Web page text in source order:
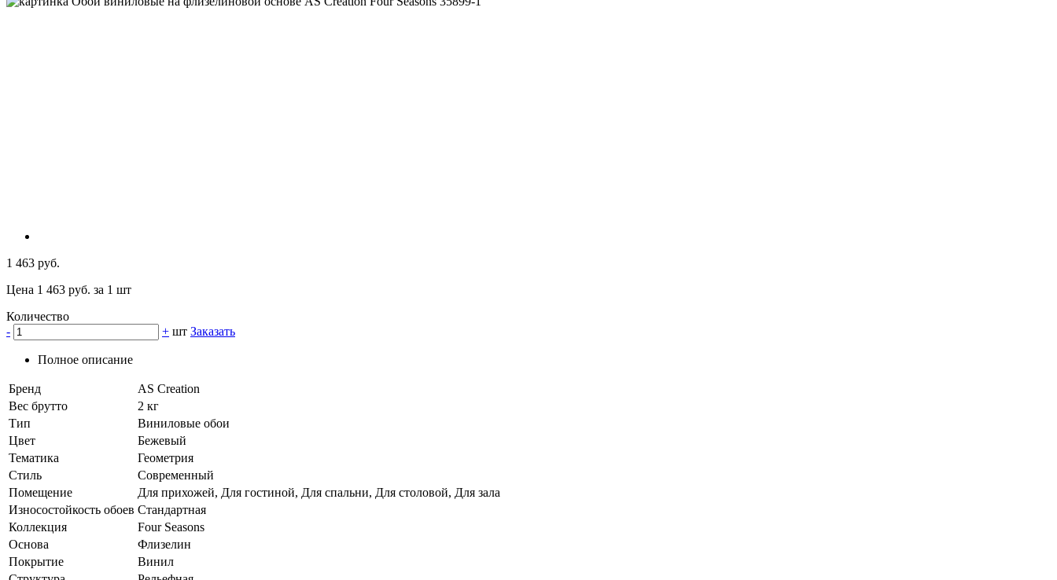
1 463 руб.
Цена 1 463 руб. за 1 шт
Количество
-
+ шт Заказать
Полное описание
Бренд
AS Creation
Вес брутто
2 кг
Тип
Виниловые обои
Цвет
Бежевый
Тематика
Геометрия
Стиль
Современный
Помещение
Для прихожей, Для гостиной, Для спальни, Для столовой, Для зала
Износостойкость обоев Стандартная
Коллекция
Four Seasons
Основа
Флизелин
Покрытие
Винил